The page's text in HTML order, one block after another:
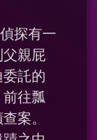
探有一
父親屁
委託的
往瓢
案。